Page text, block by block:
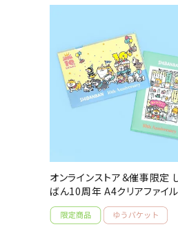
キャラクターから探す
アイテムから探す
INFORMATION
よくあるご質問
プライバシーポリシー
特定商取引法について
オンラインストア＆催事限定
ばん10周年 A4クリアファイ